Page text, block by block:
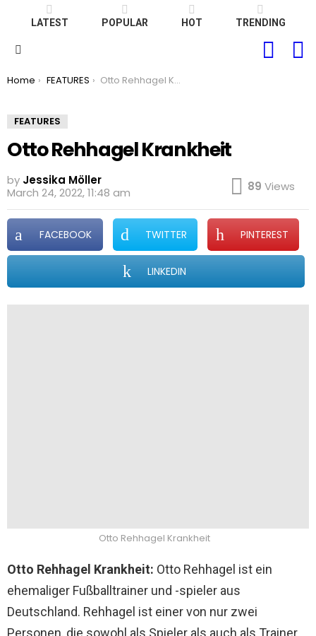
LATEST POPULAR HOT TRENDING
FOLLOW
You are here:
Home FEATURES Otto Rehhagel Krankheit
FEATURES
Otto Rehhagel Krankheit
by Jessika Möller
March 24, 2022, 11:48 am
89 Views
FACEBOOK TWITTER PINTEREST
LINKEDIN
Otto Rehhagel Krankheit
Otto Rehhagel Krankheit: Otto Rehhagel ist ein
ehemaliger Fußballtrainer und -spieler aus
Deutschland. Rehhagel ist einer von nur zwei
Personen, die sowohl als Spieler als auch als Trainer